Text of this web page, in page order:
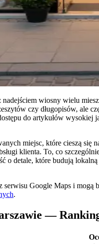
wiosny wielu
czy długopisów, ale
do artykułów
miejsc, które cieszą
klienta. To, co
o detale, które budują
Google Maps i
.
—